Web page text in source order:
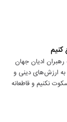
ادیان جهان
ارزش‌های دینی و
نکنیم و قاطعانه